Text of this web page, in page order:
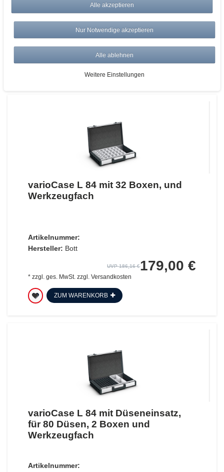
Hersteller: Bott
UVP 186,16 €179,00 €
*zzgl. ges. MwSt.zzgl.Versandkosten
varioCase L 84 mit 32 Boxen, und
Werkzeugfach
Artikelnummer:
Hersteller: Bott
UVP 186,16 €179,00 €
* zzgl. ges. MwSt. zzgl. Versandkosten
ZUM WARENKORB
varioCase L 84 mit Düseneinsatz,
für 80 Düsen, 2 Boxen und
Werkzeugfach
Artikelnummer:
Alle akzeptieren
Nur Notwendige akzeptieren
Alle ablehnen
Weitere Einstellungen